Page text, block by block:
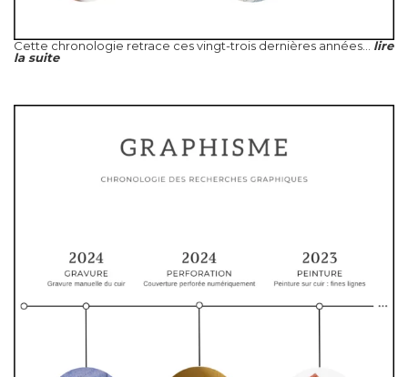
Cette chronologie retrace ces vingt-trois dernières années... lire
la suite